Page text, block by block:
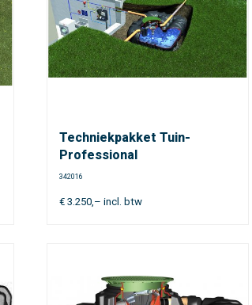
Techniekpakket Tuin-
Professional
342016
€3.250,– incl. btw